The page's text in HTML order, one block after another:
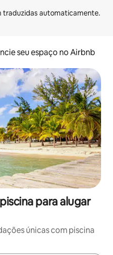
seu espaço no Airbnb
para alugar
únicas com piscina